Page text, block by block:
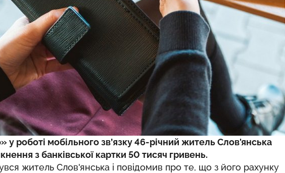
у роботі мобільного зв’язку 46-річний житель Слов'янська
з банківської картки 50 тисяч гривень.
житель Слов'янська і повідомив про те, що з його рахунку